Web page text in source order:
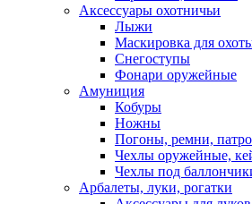
Аксессуары охотничьи
Лыжи
Маскировка для
Снегоступы
Фонари оружейные
Амуниция
Кобуры
Ножны
Погоны, ремни,
Чехлы оружейные,
Чехлы под
Арбалеты, луки, рогатки